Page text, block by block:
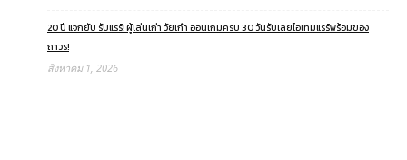
20 ปี แจกยับ รับแรร์! ผู้เล่นเก่า วัยเก๋า ออนเกมครบ 30 วันรับเลยไอเทมแรร์พร้อมของ
ถาวร!
สิงหาคม 1, 2026